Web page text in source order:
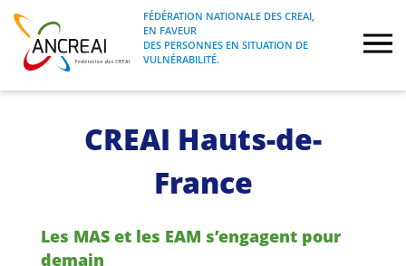
Skip
content
ANCREAI
FÉDÉRATION NATIONALE DES CREAI, EN
FAVEUR DES PERSONNES EN SITUATION
FÉDÉRATION NATIONALE DES CREAI,
EN FAVEUR
DES PERSONNES EN SITUATION DE
VULNÉRABILITÉ.
CREAI Hauts-de-
France
Les MAS et les EAM s’engagent pour
demain